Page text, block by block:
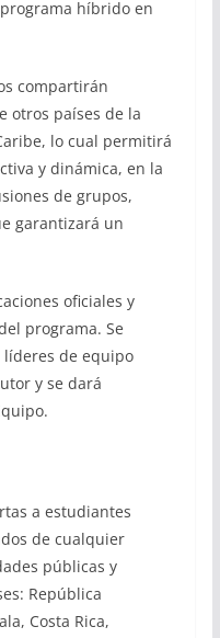
híbrido en
compartirán
otros países de la
lo cual permitirá
y dinámica, en la
de grupos,
garantizará un
oficiales y
programa. Se
líderes de equipo
y se dará
a estudiantes
de cualquier
públicas y
República
Costa Rica,